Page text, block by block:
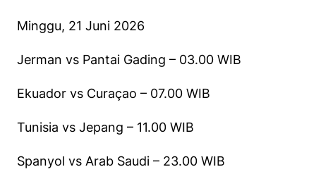
Minggu, 21 Juni 2026
Jerman vs Pantai Gading – 03.00 WIB
Ekuador vs Curaçao – 07.00 WIB
Tunisia vs Jepang – 11.00 WIB
Spanyol vs Arab Saudi – 23.00 WIB